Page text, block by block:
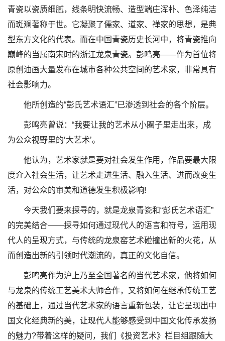
青瓷以瓷质细腻，线条明快流畅、造型端庄浑朴、色泽纯洁
而斑斓著称于世。它凝聚了儒家、道家、禅家的思想，是典
型东方文化的代表。而在中国青瓷历史长河中，将青瓷推向
巅峰的当属南宋时的浙江龙泉青瓷。彭鸣亮——作为首位将
原创油画大量发布在城市各种公共空间的艺术家，非常具有
社会影响力。
他所创造的“彭氏艺术语汇”已渗透到社会的各个阶层。
彭鸣亮曾说：“我要让我的艺术从小圈子里走出来，成
为公众视野里的‘大艺术’。
他认为，艺术家就是要对社会发生作用，作品要最大限
度介入社会生活，让艺术走进生活、融入生活、进而改变生
活，对公众的审美和道德发生积极影响!
今天我们要来探寻的，就是龙泉青瓷和“彭氏艺术语汇”
的完美结合——探寻如何通过现代人的语言和符号，运用现
代人的呈现方式，与传统的龙泉窑艺术碰撞出新的火花，从
而创造出新的引领时代潮流的，真正的文化自信。
彭鸣亮作为沪上乃至全国著名的当代艺术家，他将如何
与龙泉的传统工艺美术大师合作，又将如何在继承传统工艺
的基础上，通过当代艺术家的语言重新包装，让它呈现出中
国文化经典新的美，让现代人能够感受到中国文化传承发扬
的魅力?带着这样的疑问，我们《投资艺术》栏目组跟随大